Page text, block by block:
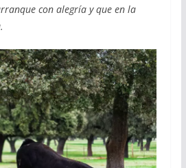
con alegría y que en la